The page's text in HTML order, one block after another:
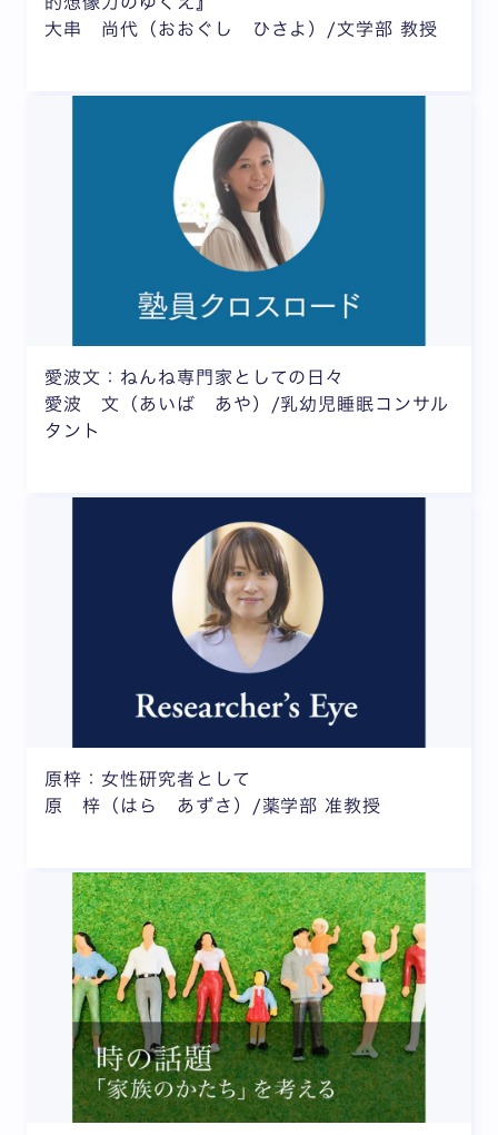
大串 尚代（おおぐし ひさよ）/文学部 教授
愛波文：ねんね専門家としての日々
愛波 文（あいば あや）/乳幼児睡眠コンサル
タント
原梓：女性研究者として
原 梓（はら あずさ）/薬学部 准教授